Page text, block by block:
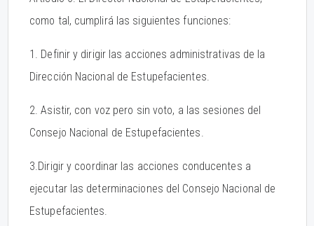
como tal, cumplirá las siguientes funciones:
1. Definir y dirigir las acciones administrativas de la
Dirección Nacional de Estupefacientes.
2. Asistir, con voz pero sin voto, a las sesiones del
Consejo Nacional de Estupefacientes.
3.Dirigir y coordinar las acciones conducentes a
ejecutar las determinaciones del Consejo Nacional de
Estupefacientes.